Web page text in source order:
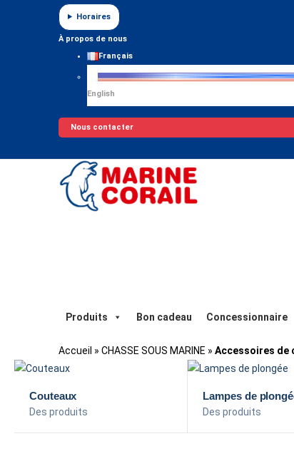
Horaires
À propos de nous
Français
English
Nous contacter
Produits Bon cadeau Concessionnaire
Accueil » CHASSE SOUS MARINE » Accessoires de
Couteaux
Des produits
Lampes de
Des produits
Panneau de gestion des cookies